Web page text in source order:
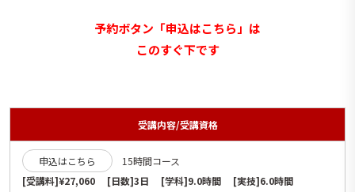
予約ボタン「申込はこちら」は
このすぐ下です
受講内容/受講資格
申込はこちら
15時間コース
[受講料]¥27,060 [日数]3日 [学科]9.0時間 [実技]6.0時間